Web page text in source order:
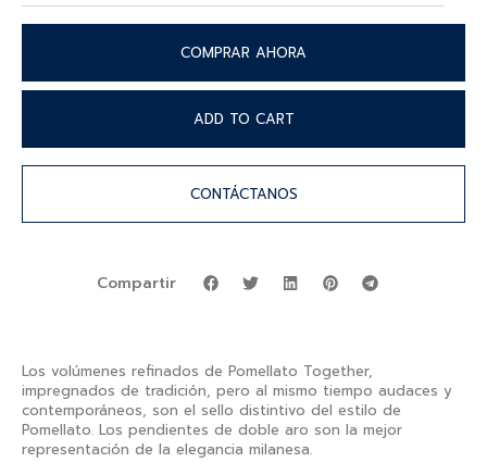
COMPRAR AHORA
ADD TO CART
CONTÁCTANOS
Compartir
Los volúmenes refinados de Pomellato Together,
impregnados de tradición, pero al mismo tiempo audaces y
contemporáneos, son el sello distintivo del estilo de
Pomellato. Los pendientes de doble aro son la mejor
representación de la elegancia milanesa.